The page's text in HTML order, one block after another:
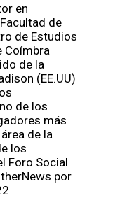
en
de
de Estudios
Coímbra
de la
(EE.UU)
de los
más
de la
los
Foro Social
por